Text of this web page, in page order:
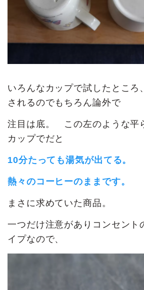
いろんなカップで試したところ
されるのでもちろん論外で
注目は底。 この左のような平
カップでだと
10分たっても湯気が出てる。
熱々のコーヒーのままです。
まさに求めていた商品。
一つだけ注意がありコンセント
イプなので、